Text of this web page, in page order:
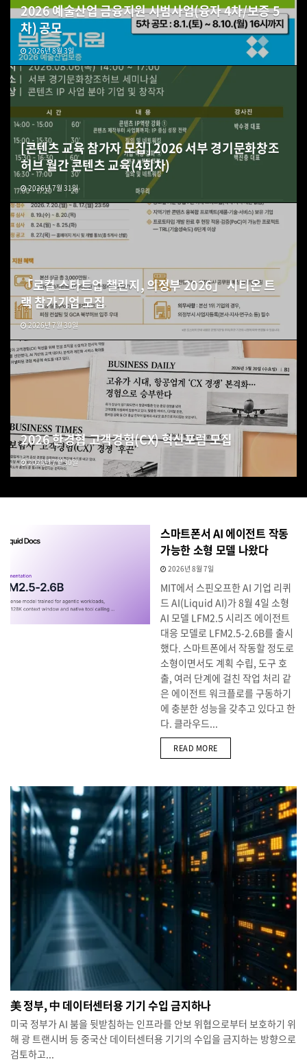
2026 예술산업 금융지원 시범사업(융자 4차/보증 5
차) 공모
2026년 8월 3일
[콘텐츠 교육 참가자 모집] 2026 서부 경기문화창조
허브 월간 콘텐츠 교육(4회차)
2026년 7월 31일
「로컬 스타트업 챌린지, 의정부 2026」 시티온 트
랙 참가기업 모집
2026년 7월 30일
2026 한경협 고객경험(CX) 혁신포럼 모집
2026년 7월 30일
스마트폰서 AI 에이전트 작동
가능한 소형 모델 나왔다
2026년 8월 7일
MIT에서 스핀오프한 AI 기업 리퀴
드 AI(Liquid AI)가 8월 4일 소형
AI 모델 LFM2.5 시리즈 에이전트
대응 모델로 LFM2.5-2.6B를 출시
했다. 스마트폰에서 작동할 정도로
소형이면서도 계획 수립, 도구 호
출, 여러 단계에 걸친 작업 처리 같
은 에이전트 워크플로를 구동하기
에 충분한 성능을 갖추고 있다고 한
다. 클라우드...
READ MOREDETAILS
美 정부, 中 데이터센터용 기기 수입 금지하나
미국 정부가 AI 붐을 뒷받침하는 인프라를 안보 위협으로부터 보호하기 위
해 광 트랜시버 등 중국산 데이터센터용 기기의 수입을 금지하는 방향으로
검토하고...